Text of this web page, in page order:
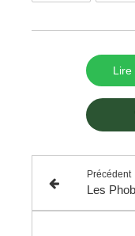
Lire
Précédent